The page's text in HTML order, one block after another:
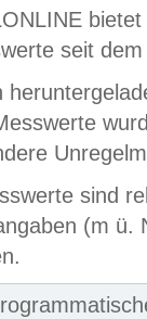
seit
sind
(m ü.